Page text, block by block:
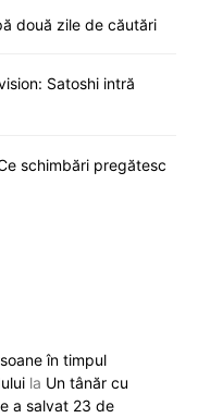
două zile de căutări
Satoshi intră
schimbări pregătesc
în timpul
la Un tânăr cu
a salvat 23 de